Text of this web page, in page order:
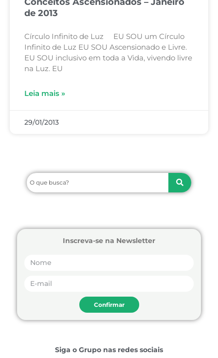
de 2013
Círculo Infinito de Luz EU SOU um Círculo
Infinito de Luz EU SOU Ascensionado e Livre.
EU SOU inclusivo em toda a Vida, vivendo livre
na Luz. EU
Leia mais »
29/01/2013
Inscreva-se na Newsletter
Confirmar
Siga o Grupo nas redes sociais